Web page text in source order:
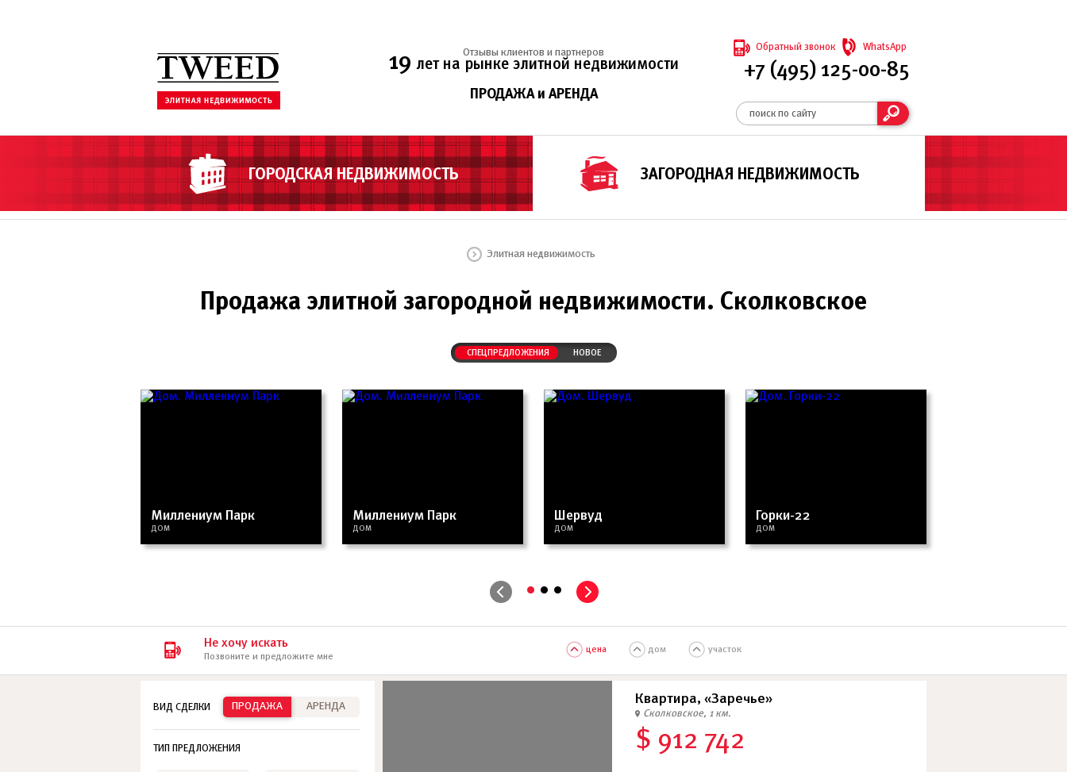
19 лет на рынке элитной недвижимости
Отзывы клиентов и партнеров
ПРОДАЖА и АРЕНДА
Обратный звонок WhatsApp
+7 (495) 125-00-85
ГОРОДСКАЯ НЕДВИЖИМОСТЬ ЗАГОРОДНАЯ НЕДВИЖИМОСТЬ
Элитная недвижимость
Продажа элитной загородной недвижимости. Сколковское
СПЕЦПРЕДЛОЖЕНИЯ НОВОЕ
Миллениум Парк
ДОМ
Миллениум Парк
ДОМ
Шервуд
ДОМ
Горки-22
ДОМ
• • •
Не хочу искать
Позвоните и предложите мне
цена дом участок
ПРОДАЖА АРЕНДА
ВИД СДЕЛКИ
ТИП ПРЕДЛОЖЕНИЯ
Квартира, «Заречье»
Сколковское, 1 км.
$ 912 742